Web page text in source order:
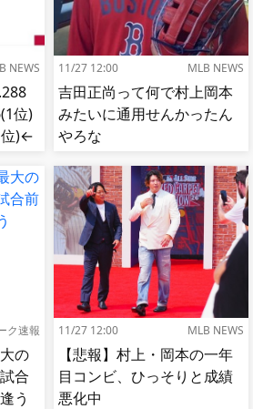
NEWS
位)
位)←
11/27 12:00 MLB NEWS
吉田正尚って何で村上岡本
みたいに通用せんかったん
やろな
ク速報
の
合
う
11/27 12:00 MLB NEWS
【悲報】村上・岡本の一年
目コンビ、ひっそりと成績
悪化中